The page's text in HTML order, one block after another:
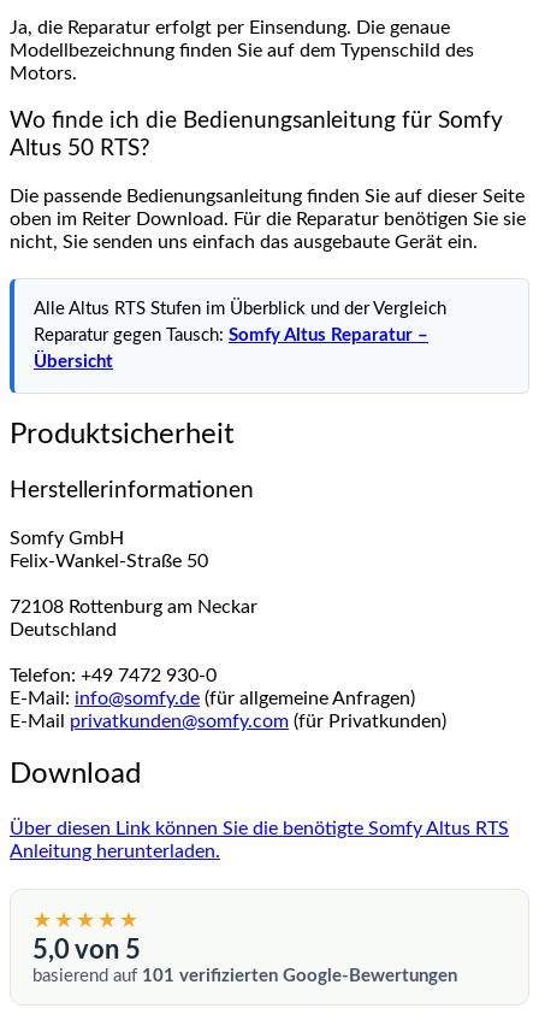
Ja, die Reparatur erfolgt per Einsendung. Die genaue
Modellbezeichnung finden Sie auf dem Typenschild des
Motors.
Wo finde ich die Bedienungsanleitung für Somfy
Altus 50 RTS?
Die passende Bedienungsanleitung finden Sie auf dieser Seite
oben im Reiter Download. Für die Reparatur benötigen Sie sie
nicht, Sie senden uns einfach das ausgebaute Gerät ein.
Alle Altus RTS Stufen im Überblick und der Vergleich
Reparatur gegen Tausch: Somfy Altus Reparatur –
Übersicht
Produktsicherheit
Herstellerinformationen
Somfy GmbH
Felix-Wankel-Straße 50
72108 Rottenburg am Neckar
Deutschland
Telefon: +49 7472 930-0
E-Mail: info@somfy.de (für allgemeine Anfragen)
E-Mail privatkunden@somfy.com (für Privatkunden)
Download
Über diesen Link können Sie die benötigte Somfy Altus RTS
Anleitung herunterladen.
★★★★★
5,0 von 5
basierend auf 101 verifizierten Google-Bewertungen